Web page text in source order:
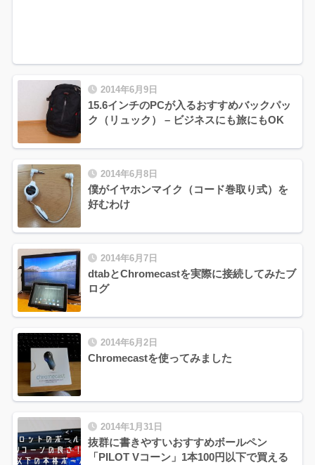
2014年6月9日
15.6インチのPCが入るおすすめバックパッ
ク（リュック） – ビジネスにも旅にもOK
2014年6月8日
僕がイヤホンマイク（コード巻取り式）を
好むわけ
2014年6月7日
dtabとChromecastを実際に接続してみたブ
ログ
2014年6月2日
Chromecastを使ってみました
2014年1月31日
抜群に書きやすいおすすめボールペン
「PILOT Vコーン」1本100円以下で買える